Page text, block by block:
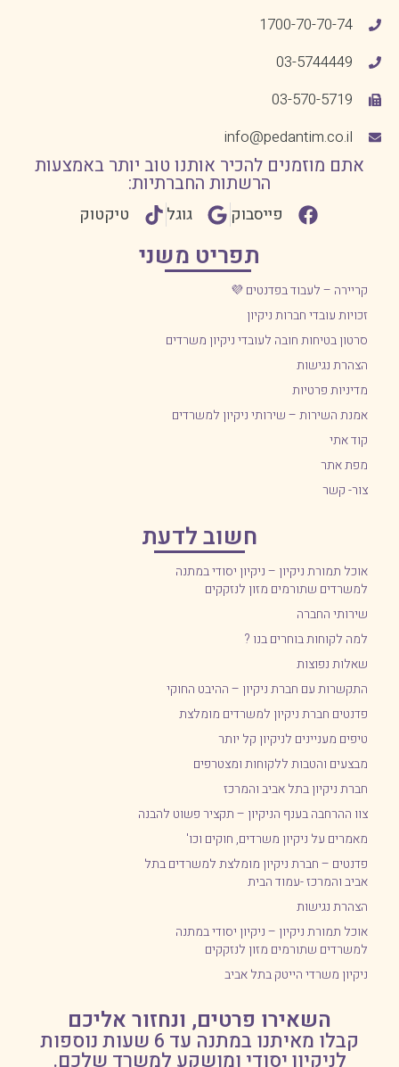
1700-70-70-74
03-5744449
03-570-5719
info@pedantim.co.il
אתם מוזמנים להכיר אותנו טוב יותר באמצעות
הרשתות החברתיות:
פייסבוק גוגל טיקטוק
תפריט משני
קריירה – לעבוד בפדנטים 💜
זכויות עובדי חברות ניקיון
סרטון בטיחות חובה לעובדי ניקיון משרדים
הצהרת נגישות
מדיניות פרטיות
אמנת השירות – שירותי ניקיון למשרדים
קוד אתי
מפת אתר
צור- קשר
חשוב לדעת
אוכל תמורת ניקיון – ניקיון יסודי במתנה
למשרדים שתורמים מזון לנזקקים
שירותי החברה
למה לקוחות בוחרים בנו ?
שאלות נפוצות
התקשרות עם חברת ניקיון – ההיבט החוקי
פדנטים חברת ניקיון למשרדים מומלצת
טיפים מעניינים לניקיון קל יותר
מבצעים והטבות ללקוחות ומצטרפים
חברת ניקיון בתל אביב והמרכז
צוו ההרחבה בענף הניקיון – תקציר פשוט להבנה
מאמרים על ניקיון משרדים, חוקים וכו'
פדנטים – חברת ניקיון מומלצת למשרדים בתל
אביב והמרכז -עמוד הבית
הצהרת נגישות
אוכל תמורת ניקיון – ניקיון יסודי במתנה
למשרדים שתורמים מזון לנזקקים
ניקיון משרדי הייטק בתל אביב
השאירו פרטים, ונחזור אליכם
קבלו מאיתנו במתנה עד 6 שעות נוספות
לניקיון יסודי ומושקע למשרד שלכם.